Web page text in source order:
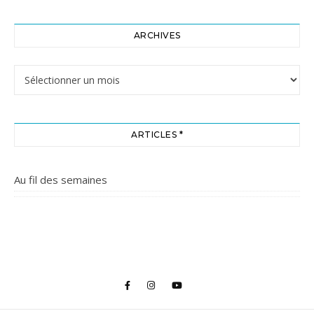
ARCHIVES
ARTICLES *
Au fil des semaines